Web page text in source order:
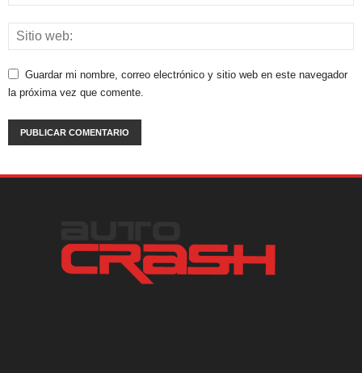
Guardar mi nombre, correo electrónico y sitio web en este navegador
la próxima vez que comente.